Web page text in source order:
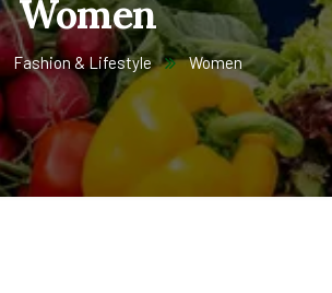
Women
Fashion & Lifestyle Women